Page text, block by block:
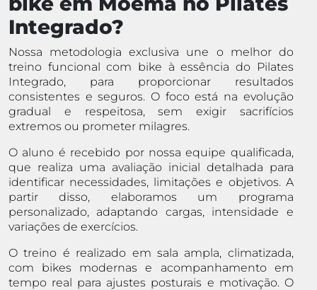
Integrado?
Nossa metodologia exclusiva une o melhor do
treino funcional com bike à essência do Pilates
Integrado, para proporcionar resultados
consistentes e seguros. O foco está na evolução
gradual e respeitosa, sem exigir sacrifícios
extremos ou prometer milagres.
O aluno é recebido por nossa equipe qualificada,
que realiza uma avaliação inicial detalhada para
identificar necessidades, limitações e objetivos. A
partir disso, elaboramos um programa
personalizado, adaptando cargas, intensidade e
variações de exercícios.
O treino é realizado em sala ampla, climatizada,
com bikes modernas e acompanhamento em
tempo real para ajustes posturais e motivação. O